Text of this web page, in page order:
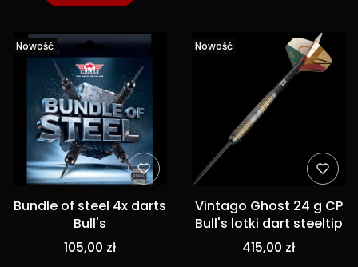
Nowość
Bundle of steel 4x darts
Bull's
105,00 zł
Nowość
Vintago Ghost 24 g CP
Bull's lotki dart steeltip
415,00 zł